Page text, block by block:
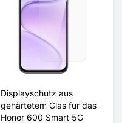
Displayschutz aus
gehärtetem Glas für das
Honor 600 Smart 5G